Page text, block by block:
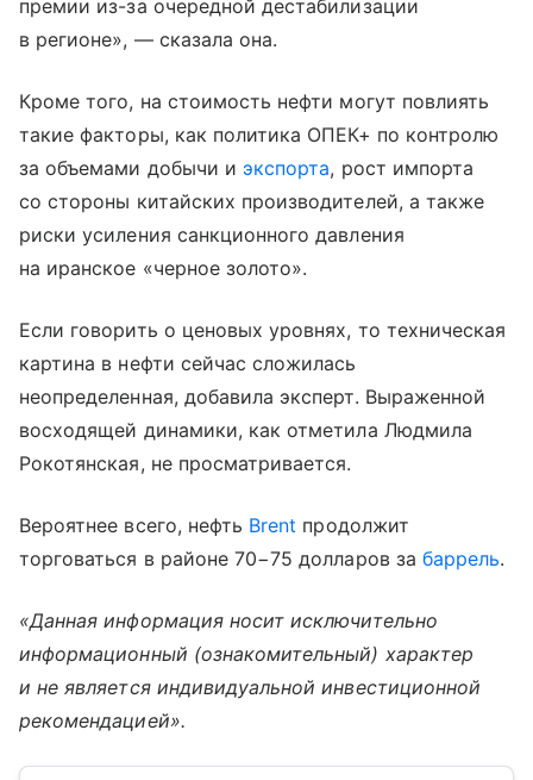
премии из-за очередной дестабилизации
в регионе», — сказала она.
Кроме того, на стоимость нефти могут повлиять
такие факторы, как политика ОПЕК+ по контролю
за объемами добычи и экспорта, рост импорта
со стороны китайских производителей, а также
риски усиления санкционного давления
на иранское «черное золото».
Если говорить о ценовых уровнях, то техническая
картина в нефти сейчас сложилась
неопределенная, добавила эксперт. Выраженной
восходящей динамики, как отметила Людмила
Рокотянская, не просматривается.
Вероятнее всего, нефть Brent продолжит
торговаться в районе 70−75 долларов за баррель.
«Данная информация носит исключительно
информационный (ознакомительный) характер
и не является индивидуальной инвестиционной
рекомендацией».